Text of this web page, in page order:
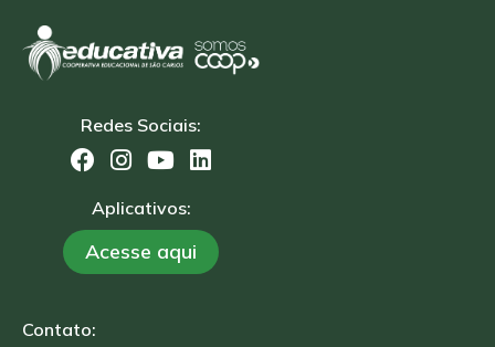
Redes Sociais:
Aplicativos:
Acesse aqui
Contato: